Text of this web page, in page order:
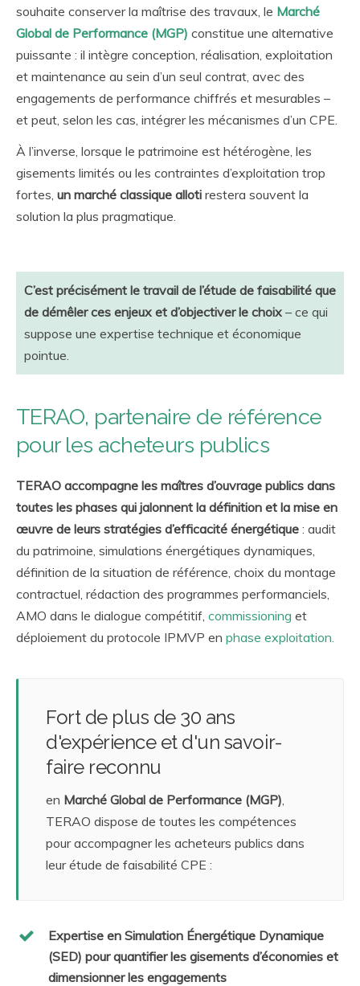
souhaite conserver la maîtrise des travaux, le Marché
Global de Performance (MGP) constitue une alternative
puissante : il intègre conception, réalisation, exploitation
et maintenance au sein d’un seul contrat, avec des
engagements de performance chiffrés et mesurables –
et peut, selon les cas, intégrer les mécanismes d’un CPE.
À l’inverse, lorsque le patrimoine est hétérogène, les
gisements limités ou les contraintes d’exploitation trop
fortes, un marché classique alloti restera souvent la
solution la plus pragmatique.
C’est précisément le travail de l’étude de faisabilité que
de démêler ces enjeux et d’objectiver le choix – ce qui
suppose une expertise technique et économique
pointue.
TERAO, partenaire de référence
pour les acheteurs publics
TERAO accompagne les maîtres d’ouvrage publics dans
toutes les phases qui jalonnent la définition et la mise en
œuvre de leurs stratégies d’efficacité énergétique : audit
du patrimoine, simulations énergétiques dynamiques,
définition de la situation de référence, choix du montage
contractuel, rédaction des programmes performanciels,
AMO dans le dialogue compétitif, commissioning et
déploiement du protocole IPMVP en phase exploitation.
Fort de plus de 30 ans
d'expérience et d'un savoir-
faire reconnu
en Marché Global de Performance (MGP)
TERAO dispose de toutes les compétences
pour accompagner les acheteurs publics dans
leur étude de faisabilité CPE :
Expertise en Simulation Énergétique Dynamique
(SED) pour quantifier les gisements d’économies et
dimensionner les engagements